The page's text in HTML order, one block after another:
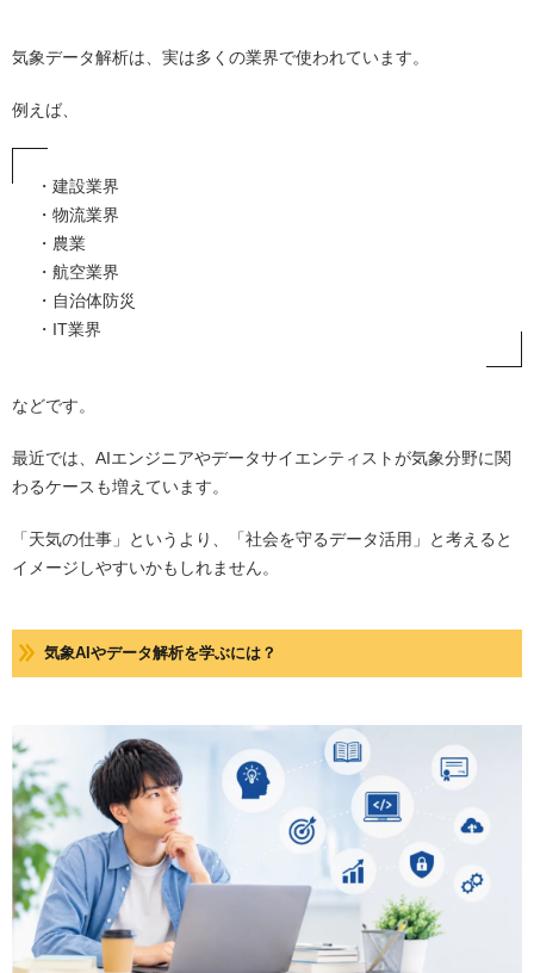
気象データ解析は、実は多くの業界で使われています。
例えば、
・建設業界
・物流業界
・農業
・航空業界
・自治体防災
・IT業界
などです。
最近では、AIエンジニアやデータサイエンティストが気象分野に関
わるケースも増えています。
「天気の仕事」というより、「社会を守るデータ活用」と考えると
イメージしやすいかもしれません。
気象AIやデータ解析を学ぶには？